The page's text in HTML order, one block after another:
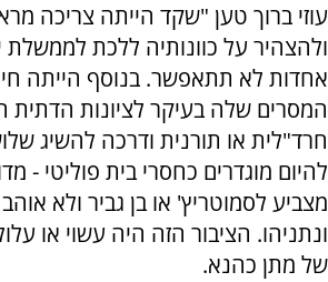
עוזי ברוך טען "שקד הייתה צריכה
ולהצהיר על כוונותיה ללכת
אחדות לא תתאפשר. בנוסף הייתה
המסרים שלה בעיקר לציונות הדתית
חרד"לית או תורנית ודרכה להשיג
להיום מוגדרים כחסרי בית פוליטי -
מצביע לסמוטריץ' או בן גביר ולא
ונתניהו. הציבור הזה היה עשוי או
של מתן כהנא.